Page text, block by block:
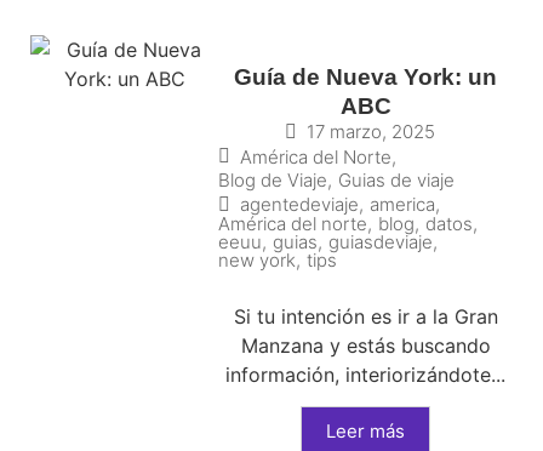
Guía de Nueva York: un
ABC
17 marzo, 2025
América del Norte,
Blog de Viaje, Guias de viaje
agentedeviaje, america,
América del norte, blog, datos,
eeuu, guias, guiasdeviaje,
new york, tips
Si tu intención es ir a la Gran
Manzana y estás buscando
información, interiorizándote...
Leer más